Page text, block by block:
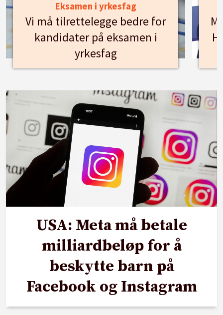
Eksamen i yrkesfag
Vi må tilrettelegge bedre for
kandidater på eksamen i
yrkesfag
USA: Meta må betale
milliardbeløp for å
beskytte barn på
Facebook og Instagram